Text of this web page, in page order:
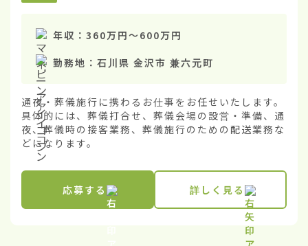
年収： 360万円〜600万円
勤務地： 石川県 金沢市 兼六元町
通夜・葬儀施行に携わるお仕事をお任せいたします。
具体的には、葬儀打合せ、葬儀会場の設営・準備、通
夜、葬儀時の接客業務、葬儀施行のための配送業務な
どになります。
応募する 詳しく見る